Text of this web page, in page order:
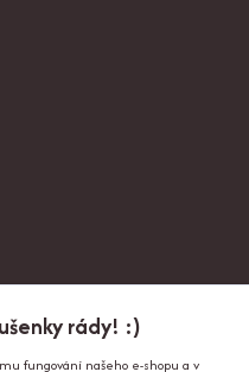
rády! :)
fungování našeho e-shopu a v